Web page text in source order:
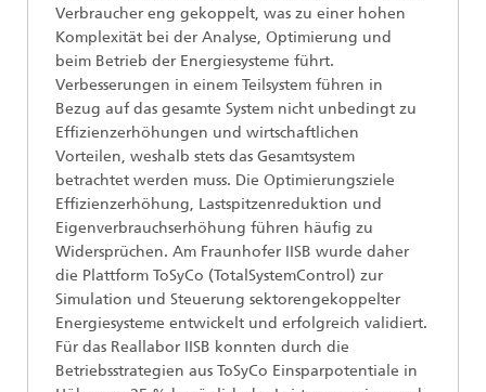
Verbraucher eng gekoppelt, was zu einer hohen
Komplexität bei der Analyse, Optimierung und
beim Betrieb der Energiesysteme führt.
Verbesserungen in einem Teilsystem führen in
Bezug auf das gesamte System nicht unbedingt zu
Effizienzerhöhungen und wirtschaftlichen
Vorteilen, weshalb stets das Gesamtsystem
betrachtet werden muss. Die Optimierungsziele
Effizienzerhöhung, Lastspitzenreduktion und
Eigenverbrauchserhöhung führen häufig zu
Widersprüchen. Am Fraunhofer IISB wurde daher
die Plattform ToSyCo (TotalSystemControl) zur
Simulation und Steuerung sektorengekoppelter
Energiesysteme entwickelt und erfolgreich validiert.
Für das Reallabor IISB konnten durch die
Betriebsstrategien aus ToSyCo Einsparpotentiale in